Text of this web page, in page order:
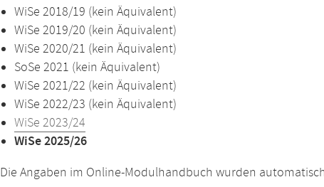
WiSe 2018/19 (kein Äquivalent)
WiSe 2019/20 (kein Äquivalent)
WiSe 2020/21 (kein Äquivalent)
SoSe 2021 (kein Äquivalent)
WiSe 2021/22 (kein Äquivalent)
WiSe 2022/23 (kein Äquivalent)
WiSe 2023/24
WiSe 2025/26
Die Angaben im Online-Modulhandbuch wurden